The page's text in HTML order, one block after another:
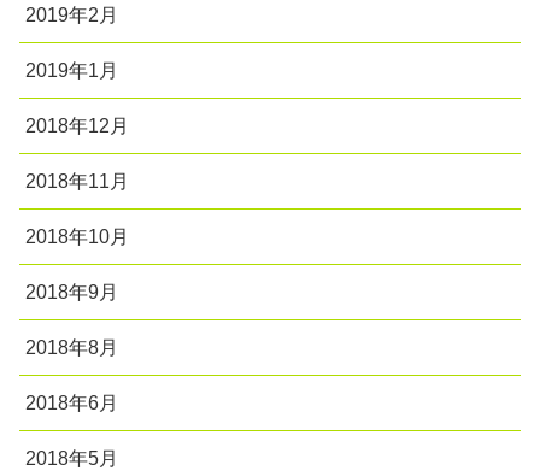
2019年2月
2019年1月
2018年12月
2018年11月
2018年10月
2018年9月
2018年8月
2018年6月
2018年5月